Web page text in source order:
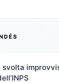
svolta